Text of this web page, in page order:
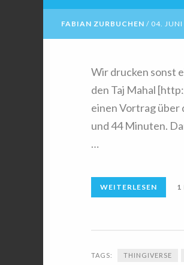
FABIAN ZURBUCHEN / 04.
Wir drucken sonst
den Taj Mahal
einen Vortrag über
und 44 Minuten.
…
WEITERLESEN 1
TAGS: THINGIVERSE